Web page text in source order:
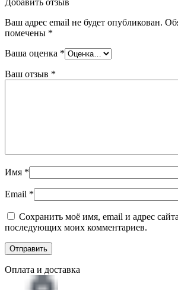
Добавить отзыв
Ваш адрес email не будет опубликован.
помечены *
Ваша оценка *
Ваш отзыв *
Имя *
Email *
Сохранить моё имя, email и адрес
последующих моих комментариев.
Оплата и доставка